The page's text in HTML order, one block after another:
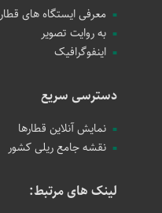
معرفی ایستگاه های قطار
به روایت تصویر
اینفوگرافیک
دسترسی سریع
نمایش آنلاین قطارها
نقشه جامع ریلی کشور
لینک های مرتبط: